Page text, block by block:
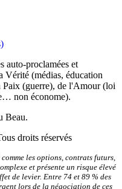
auto-proclamées et
Vérité (médias, éducation
Paix (guerre), de l'Amour (loi
non économe).
Beau.
droits réservés
les options, contrats futurs,
et présente un risque élevé
de levier. Entre 74 et 89 % des
lors de la négociation de ces